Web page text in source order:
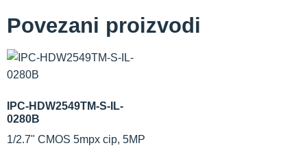
Povezani proizvodi
IPC-HDW2549TM-S-IL-
0280B
1/2.7" CMOS 5mpx cip, 5MP